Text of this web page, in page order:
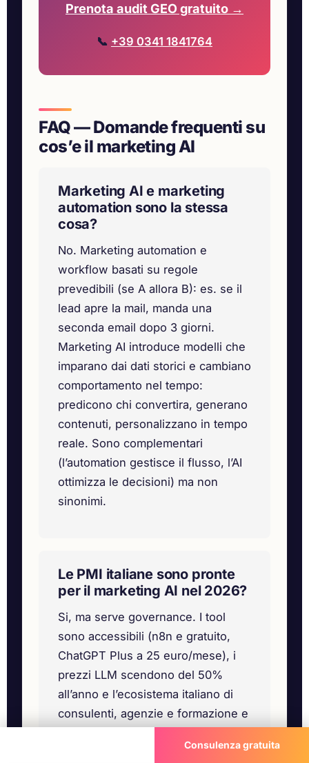
Prenota audit GEO gratuito →
📞 +39 0341 1841764
FAQ — Domande frequenti su
cos’e il marketing AI
Marketing AI e marketing
automation sono la stessa
cosa?
No. Marketing automation e
workflow basati su regole
prevedibili (se A allora B): es. se il
lead apre la mail, manda una
seconda email dopo 3 giorni.
Marketing AI introduce modelli che
imparano dai dati storici e cambiano
comportamento nel tempo:
predicono chi convertira, generano
contenuti, personalizzano in tempo
reale. Sono complementari
(l’automation gestisce il flusso, l’AI
ottimizza le decisioni) ma non
sinonimi.
Le PMI italiane sono pronte
per il marketing AI nel 2026?
Si, ma serve governance. I tool
sono accessibili (n8n e gratuito,
ChatGPT Plus a 25 euro/mese), i
prezzi LLM scendono del 50%
all’anno e l’ecosistema italiano di
consulenti, agenzie e formazione e
nelle PMI e la chiarezza su quale
Consulenza gratuita